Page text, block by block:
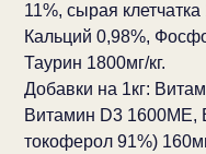
11%, сырая
Кальций 0,98%,
Таурин 1800мг/кг.
Добавки на 1кг:
Витамин D3 1600МЕ,
токоферол 91%)